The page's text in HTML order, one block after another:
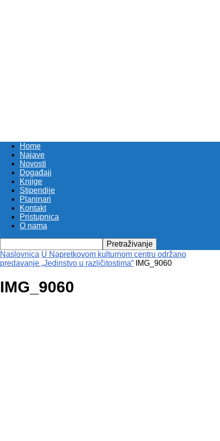
Home
Najave
Novosti
Događaji
Knjige
Stipendije
Planinari
Kontakt
Pristupnica
O nama
Naslovnica U Napretkovom kulturnom centru održano
predavanje „Jedinstvo u različitostima” IMG_9060
IMG_9060